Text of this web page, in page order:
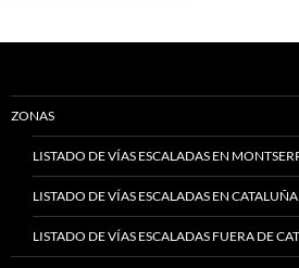
ZONAS
LISTADO DE VÍAS ESCALADAS EN
LISTADO DE VÍAS ESCALADAS EN
LISTADO DE VÍAS ESCALADAS FUERA DE